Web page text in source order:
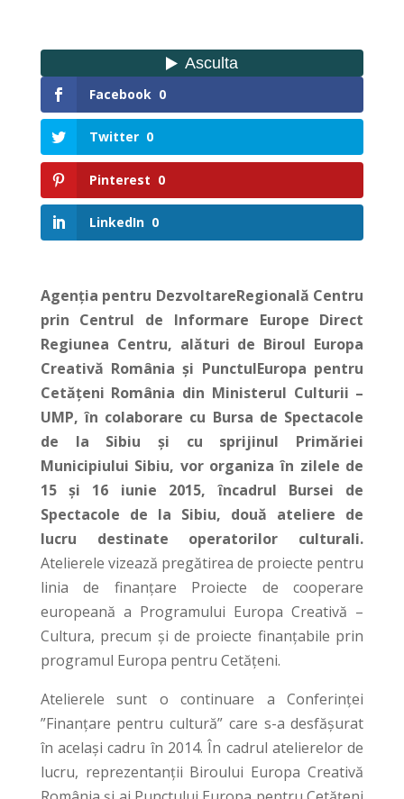
Facebook 0
Twitter 0
Pinterest 0
LinkedIn 0
Agenția pentru DezvoltareRegională Centru
prin Centrul de Informare Europe Direct
Regiunea Centru, alături de Biroul Europa
Creativă România și PunctulEuropa pentru
Cetățeni România din Ministerul Culturii –
UMP, în colaborare cu Bursa de Spectacole
de la Sibiu și cu sprijinul Primăriei
Municipiului Sibiu, vor organiza în zilele de
15 și 16 iunie 2015, încadrul Bursei de
Spectacole de la Sibiu, două ateliere de
lucru destinate operatorilor culturali.
Atelierele vizează pregătirea de proiecte pentru
linia de finanțare Proiecte de cooperare
europeană a Programului Europa Creativă –
Cultura, precum și de proiecte finanțabile prin
programul Europa pentru Cetățeni.
Atelierele sunt o continuare a Conferinței
”Finanțare pentru cultură” care s-a desfășurat
în același cadru în 2014. În cadrul atelierelor de
lucru, reprezentanții Biroului Europa Creativă